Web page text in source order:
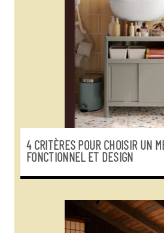
4 CRITÈRES POUR CHOISIR UN
FONCTIONNEL ET DESIGN